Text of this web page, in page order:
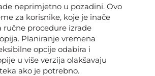
neprimjetno u pozadini. Ovo
za korisnike, koje je inače
ručne procedure izrade
Planiranje vremena
opcije odabira i
u više verzija olakšavaju
ako je potrebno.